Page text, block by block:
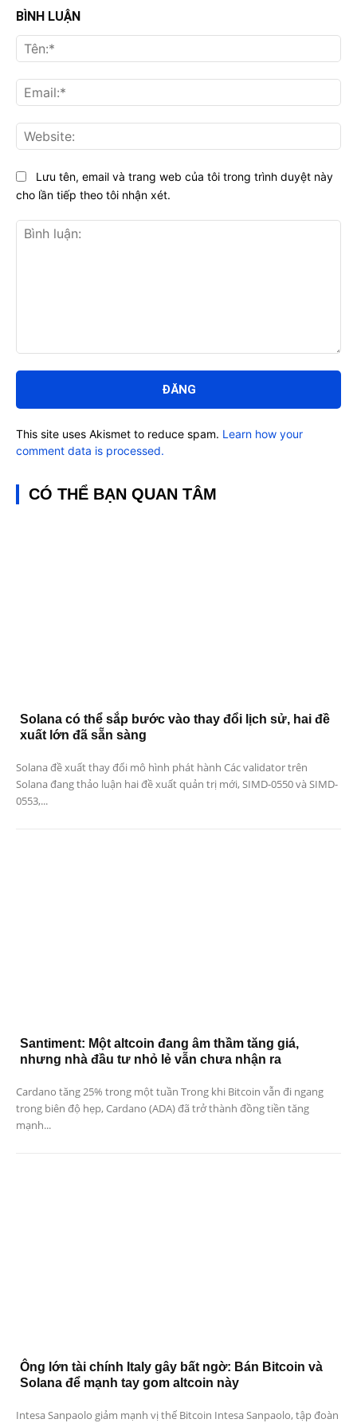
BÌNH LUẬN
luận:
Lưu tên, email và trang web của tôi trong trình duyệt này
cho lần tiếp theo tôi nhận xét.
This site uses Akismet to reduce spam. Learn how your
comment data is processed.
CÓ THỂ BẠN QUAN TÂM
Solana có thể sắp bước vào thay đổi lịch sử, hai đề
xuất lớn đã sẵn sàng
Solana đề xuất thay đổi mô hình phát hành Các validator trên
Solana đang thảo luận hai đề xuất quản trị mới, SIMD-0550 và SIMD-
0553,...
Santiment: Một altcoin đang âm thầm tăng giá,
nhưng nhà đầu tư nhỏ lẻ vẫn chưa nhận ra
Cardano tăng 25% trong một tuần Trong khi Bitcoin vẫn đi ngang
trong biên độ hẹp, Cardano (ADA) đã trở thành đồng tiền tăng
mạnh...
Ông lớn tài chính Italy gây bất ngờ: Bán Bitcoin và
Solana để mạnh tay gom altcoin này
Intesa Sanpaolo giảm mạnh vị thế Bitcoin Intesa Sanpaolo, tập đoàn